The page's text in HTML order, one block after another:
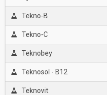
Tekno-B
Tekno-C
Teknobey
Teknosol - B12
Teknovit